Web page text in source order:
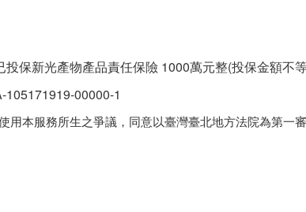
投保新光產物產品責任保險 1000萬元整(投保金額不
00000-1
用本服務所生之爭議，同意以臺灣臺北地方法院為第一